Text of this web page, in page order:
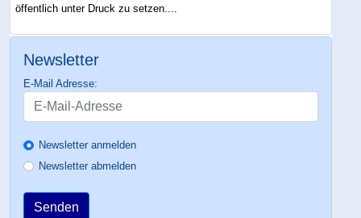
öffentlich unter Druck zu setzen....
Newsletter
E-Mail Adresse:
Newsletter anmelden
Newsletter abmelden
Senden